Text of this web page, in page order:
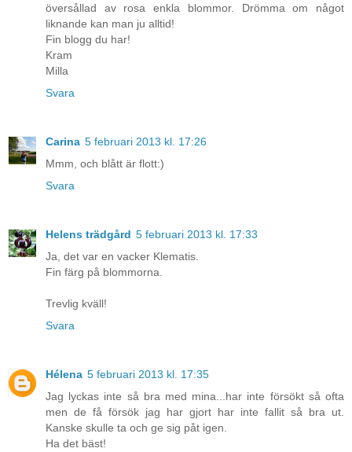
översållad av rosa enkla blommor. Drömma om något
liknande kan man ju alltid!
Fin blogg du har!
Kram
Milla
Svara
Carina 5 februari 2013 kl. 17:26
Mmm, och blått är flott:)
Svara
Helens trädgård 5 februari 2013 kl. 17:33
Ja, det var en vacker Klematis.
Fin färg på blommorna.
Trevlig kväll!
Svara
Hélena 5 februari 2013 kl. 17:35
Jag lyckas inte så bra med mina...har inte försökt så ofta
men de få försök jag har gjort har inte fallit så bra ut.
Kanske skulle ta och ge sig påt igen.
Ha det bäst!